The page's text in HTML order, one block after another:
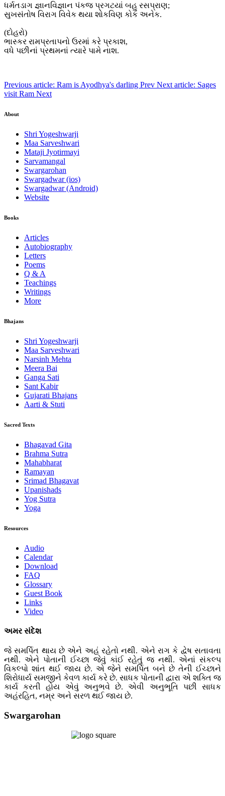
ધર્મતડાગ જ્ઞાનવિજ્ઞાન પંકજ પ્રગટયાં બહુ રસપ્રાણ;
સુખસંતોષ વિરાગ વિવેક થયા શોકવિણ કોક અનેક.
(દોહરો)
ભાસ્કર રામપ્રતાપનો ઉરમાં કરે પ્રકાશ,
વધે પછીનાં પ્રથમનાં ત્યારે પામે નાશ.
Previous article: Ram is Ayodhya's darling Prev Next article: Sages
visit Ram Next
About
Shri Yogeshwarji
Maa Sarveshwari
Mataji Jyotirmayi
Sarvamangal
Swargarohan
Swargadwar (ios)
Swargadwar (Android)
Website
Books
Articles
Autobiography
Letters
Poems
Q & A
Teachings
Writings
More
Bhajans
Shri Yogeshwarji
Maa Sarveshwari
Narsinh Mehta
Meera Bai
Ganga Sati
Sant Kabir
Gujarati Bhajans
Aarti & Stuti
Sacred Texts
Bhagavad Gita
Brahma Sutra
Mahabharat
Ramayan
Srimad Bhagavat
Upanishads
Yog Sutra
Yoga
Resources
Audio
Calendar
Download
FAQ
Glossary
Guest Book
Links
Video
અમર સંદેશ
જે સમર્પિત થાય છે એને અહં રહેતો નથી. એને રાગ કે દ્વેષ સતાવતા
નથી. એને પોતાની ઈચ્છા જેવું કાંઈ રહેતું જ નથી. એનાં સંકલ્પ
વિકલ્પો શાંત થઈ જાય છે. એ જેને સમર્પિત બને છે તેની ઈચ્છાને
શિરોધાર્ય સમજીને કેવળ કાર્ય કરે છે. સાધક પોતાની દ્વારા એ શક્તિ જ
કાર્ય કરતી હોય એવું અનુભવે છે. એવી અનુભૂતિ પછી સાધક
અહંરહિત, નમ્ર અને સરળ થઈ જાય છે.
Swargarohan